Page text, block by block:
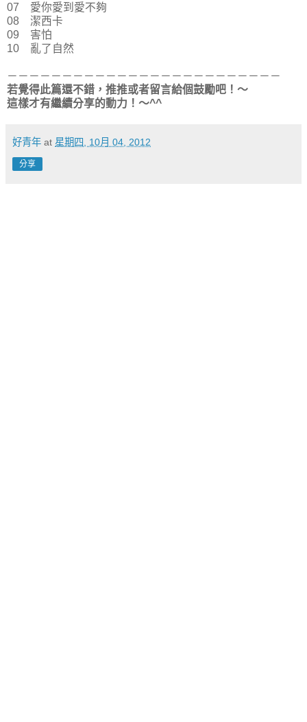
07 愛你愛到愛不夠
08 潔西卡
09 害怕
10 亂了自然
－－－－－－－－－－－－－－－－－－－－－－－－－
若覺得此篇還不錯，推推或者留言給個鼓勵吧！～
這樣才有繼續分享的動力！～^^
好青年 at 星期四, 10月 04, 2012
分享